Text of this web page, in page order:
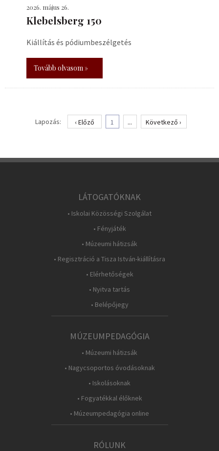
2026. május 26.
Klebelsberg 150
Kiállítás és pódiumbeszélgetés
Tovább olvasom »
Lapozás: ‹ Előző 1 ... Következő ›
LÁTOGATÓKNAK
• Iskolai Közösségi Szolgálat
• Fényjáték
• Múzeumi hátizsák
• Regisztráció a Tisza István-kiállításra
• Elérhetőségek
• Nyitva tartás
• Belépőjegy
MÚZEUMPEDAGÓGIA
• Múzeumi hátizsák
• Nagycsoportos óvodásoknak
• Iskolásoknak
• Fogyatékkal élőknek
• Múzeumpedagógia online
RÓLUNK